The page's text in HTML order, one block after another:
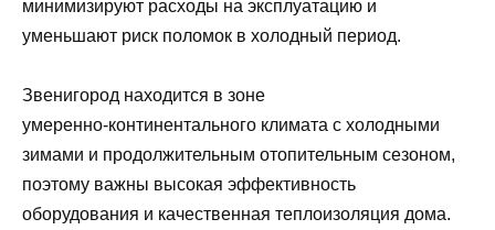
минимизируют расходы на эксплуатацию и
уменьшают риск поломок в холодный период.
Звенигород находится в зоне
умеренно‑континентального климата с холодными
зимами и продолжительным отопительным сезоном,
поэтому важны высокая эффективность
оборудования и качественная теплоизоляция дома.